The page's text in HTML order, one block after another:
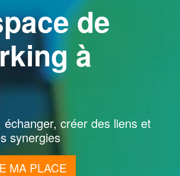
de
à
échanger, créer des liens et
synergies
MA PLACE